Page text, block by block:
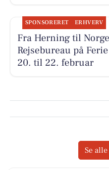
SPONSORERET ERHVERV
Fra Herning til
Rejsebureau på
20. til 22. februar
Se